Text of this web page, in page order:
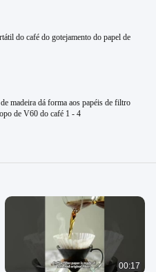
do café do gotejamento do papel de
madeira dá forma aos papéis de filtro
de V60 do café 1 - 4
00:17